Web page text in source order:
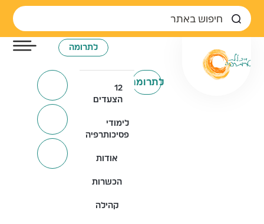
לתרומה
לתרומה
12
הצעדים
לימודי
פסיכותרפיה
אודות
הכשרות
קהילה